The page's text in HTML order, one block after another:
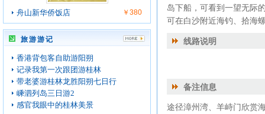
舟山新华侨饭店 ￥380
旅游游记
香港背包客自助游阳朔
记录我第一次跟团游桂林
带老婆游桂林龙胜阳朔七日行
嵊泗列岛三日游2
感官我眼中的桂林美景
岛下船，可看到一望无际
可在白沙附近海钓、拾海
线路说明
备注信息
途径漳州湾、羊峙门欣赏